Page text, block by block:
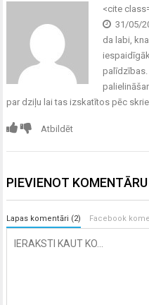
<cite
31/05/
da labi,
palīdzības.
par dziļu lai tas izskatītos pēc
Atbildēt
PIEVIENOT KOMENTĀRU
Lapas komentāri (2) Facebook